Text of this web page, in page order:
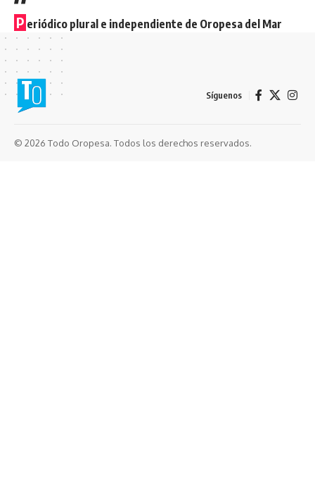
P eriódico plural e independiente de Oropesa del Mar
Síguenos
© 2026 Todo Oropesa. Todos los derechos reservados.